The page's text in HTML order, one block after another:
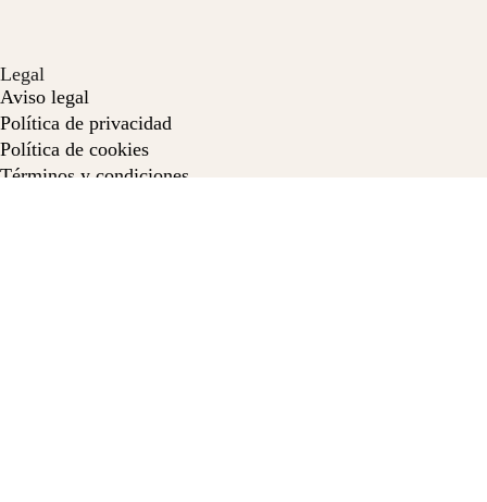
Legal
Aviso legal
Política de privacidad
Política de cookies
Términos y condiciones